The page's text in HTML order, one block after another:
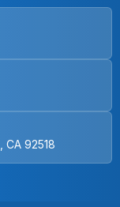
marcas
CA 92518